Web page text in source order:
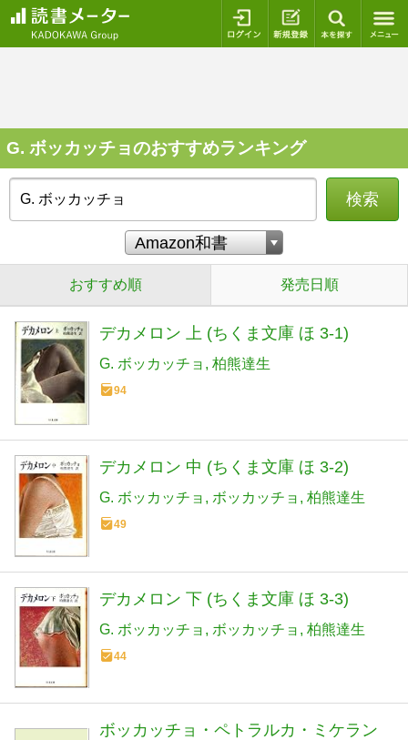
ログイン 新規登録
G. ボッカッチョのおすすめランキング
検索
おすすめ順 発売日順
デカメロン 上 (ちくま文庫 ほ 3-1)
G. ボッカッチョ 柏熊達生
94
デカメロン 中 (ちくま文庫 ほ 3-2)
G. ボッカッチョ ボッカッチョ 柏熊達生
49
デカメロン 下 (ちくま文庫 ほ 3-3)
G. ボッカッチョ ボッカッチョ 柏熊達生
44
ボッカッチョ・ペトラルカ・ミケラン